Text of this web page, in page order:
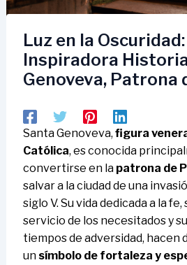
Luz en la
Inspiradora
Genoveva, Patrona
Santa Genoveva, figura
Católica, es conocida
convertirse en la patrona de
salvar a la ciudad de una
siglo V. Su vida dedicada a la
servicio de los necesitados y
tiempos de adversidad, hacen
un símbolo de fortaleza y